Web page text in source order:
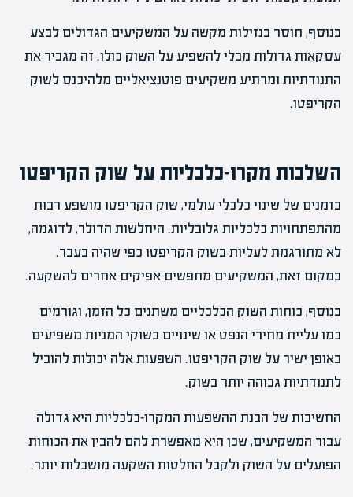
בנוסף, חוסר בנזילות מקשה על המשקיעים הגדולים לבצע
עסקאות גדולות מבלי להשפיע על השוק כולו. זה מגביר את
התנודתיות ומרתיע משקיעים פוטנציאליים מלהיכנס לשוק
הקריפטו.
השלכות מקרו-כלכליות על שוק הקריפטו
בזמנים של שינוי כלכלי עולמי, שוק הקריפטו מושפע רבות
מהתפתחויות כלכליות גלובליות. היחלשות הדולר, לדוגמה,
לא מתורגמת לעליות בשוק הקריפטו כפי שהיה בעבר.
במקום זאת, המשקיעים מחפשים אפיקים אחרים להשקעה.
בנוסף, כוחות השוק הכלכליים משתנים כל הזמן, וגורמים
כמו עליית מחירי הנפט או שינויים בשוקי המניות משפיעים
באופן ישיר על שוק הקריפטו. השפעות אלה יכולות להוביל
לתנודתיות גבוהה יותר בשוק.
החשיבות של הבנת ההשפעות המקרו-כלכליות היא גדולה
עבור המשקיעים, שכן היא מאפשרת להם להבין את הכוחות
הפועלים על השוק ולקבל החלטות השקעה מושכלות יותר.